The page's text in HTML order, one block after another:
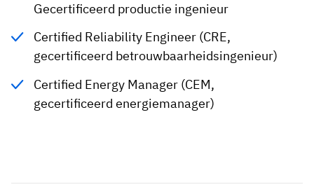
Gecertificeerd productie ingenieur
Certified Reliability Engineer (CRE,
gecertificeerd betrouwbaarheidsingenieur)
Certified Energy Manager (CEM,
gecertificeerd energiemanager)